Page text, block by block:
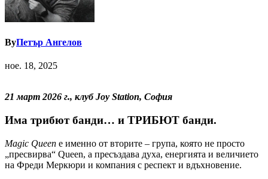
ByПетър Ангелов
ное. 18, 2025
21 март 2026 г., клуб Joy Station, София
Има трибют банди… и ТРИБЮТ банди.
Magic Queen е именно от вторите – група, която не просто
„пресвирва“ Queen, а пресъздава духа, енергията и величието
на Фреди Меркюри и компания с респект и вдъхновение.